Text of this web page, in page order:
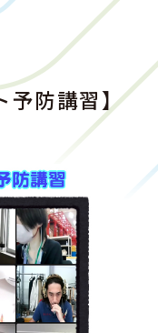
予防講習】